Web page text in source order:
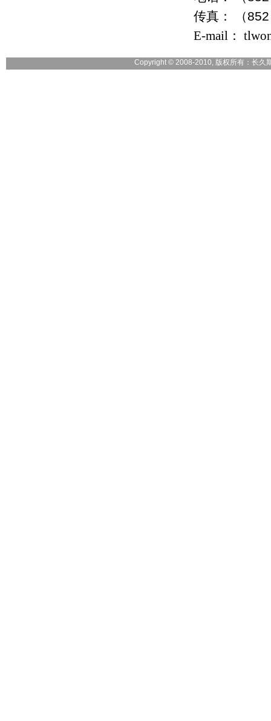
传真： （
E-mail：
Copyright © 2008-2010, 版权所有：长久